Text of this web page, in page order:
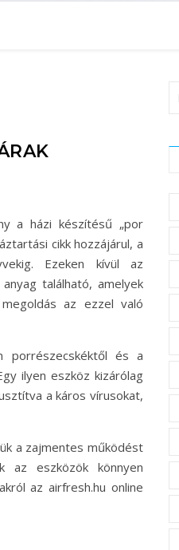
a házi készítésű „por
cikk hozzájárul, a
Ezeken kívül az
található, amelyek
az ezzel való
porrészecskéktől és a
ilyen eszköz kizárólag
a káros vírusokat,
a zajmentes működést
az eszközök könnyen
az airfresh.hu online